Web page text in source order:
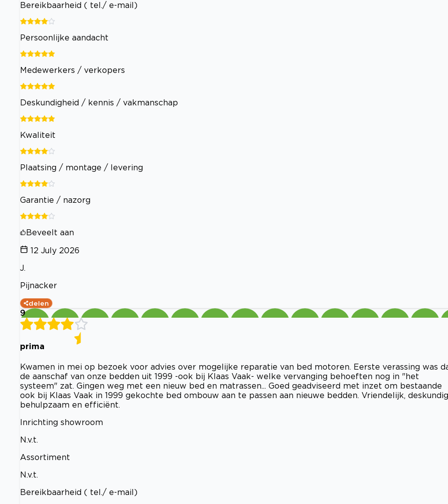
Bereikbaarheid ( tel./ e-mail)
Persoonlijke aandacht
Medewerkers / verkopers
Deskundigheid / kennis / vakmanschap
Kwaliteit
Plaatsing / montage / levering
Garantie / nazorg
Beveelt aan
12 July 2026
J.
Pijnacker
delen
9
prima
Kwamen in mei op bezoek voor advies over mogelijke reparatie van bed motoren. Eerste verassing was
de aanschaf van onze bedden uit 1999 -ook bij Klaas Vaak- welke vervanging behoeften nog in "het
systeem" zat. Gingen weg met een nieuw bed en matrassen... Goed geadviseerd met inzet om bestaande
ook bij Klaas Vaak in 1999 gekochte bed ombouw aan te passen aan nieuwe bedden. Vriendelijk,
behulpzaam en efficiënt.
Inrichting showroom
N.v.t.
Assortiment
N.v.t.
Bereikbaarheid ( tel./ e-mail)